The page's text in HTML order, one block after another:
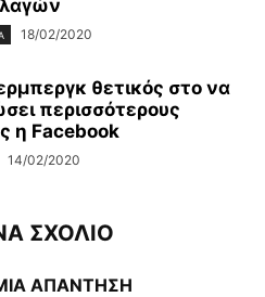
18/02/2020
θετικός στο να
περισσότερους
η Facebook
14/02/2020
ΣΧΟΛΙΟ
ΑΠΑΝΤΗΣΗ